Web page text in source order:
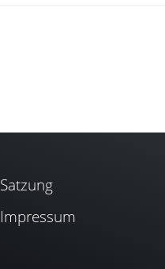
Satzung
Impressum